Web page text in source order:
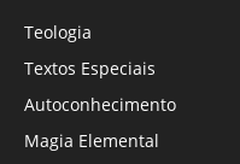
Teologia
Textos Especiais
Autoconhecimento
Magia Elemental